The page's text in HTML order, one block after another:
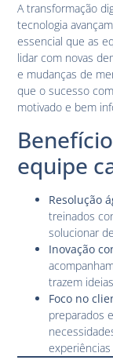
A transformação
tecnologia
essencial que as
lidar com novas
e mudanças de
que o sucesso
motivado e bem
equipe
Resolução
treinados
solucionar
Inovação
trazem
Foco no
preparados